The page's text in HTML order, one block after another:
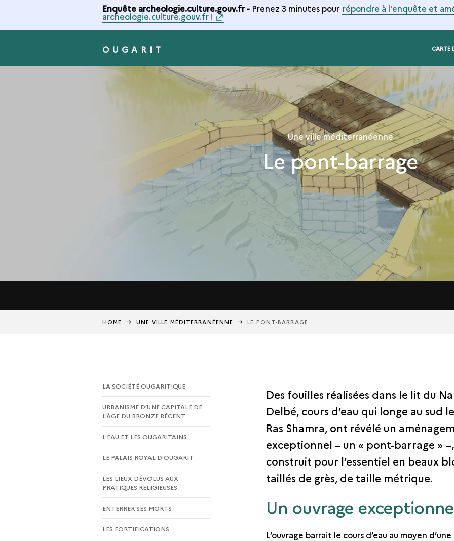
Enquête archeologie.culture.gouv.fr - Prenez 3 minutes pour répondre à l'enquête et
archeologie.culture.gouv.fr !
OUGARIT CARTE
Une ville méditerranéenne
Le pont-barrage
HOME UNE VILLE MÉDITERRANÉENNE LE PONT-BARRAGE
LA SOCIÉTÉ OUGARITIQUE
URBANISME D’UNE CAPITALE DE
L'ÂGE DU BRONZE RÉCENT
L'EAU ET LES OUGARITAINS
LE PALAIS ROYAL D'OUGARIT
LES LIEUX DÉVOLUS AUX
PRATIQUES RELIGIEUSES
ENTERRER SES MORTS
LES FORTIFICATIONS
Des fouilles réalisées dans le lit du
Delbé, cours d’eau qui longe au sud
Ras Shamra, ont révélé un
exceptionnel – un « pont-barrage » –,
construit pour l’essentiel en beaux
taillés de grès, de taille métrique.
Un ouvrage
L’ouvrage barrait le cours d’eau au moyen